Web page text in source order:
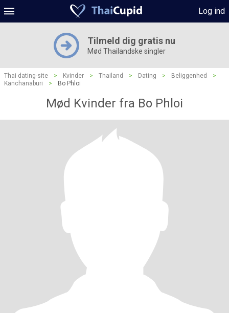
Log ind
Tilmeld dig gratis nu
Mød Thailandske singler
Thai dating-site > Kvinder > Thailand > Dating > Beliggenhed
>
Kanchanaburi
> Bo Phloi
Mød Kvinder fra Bo Phloi